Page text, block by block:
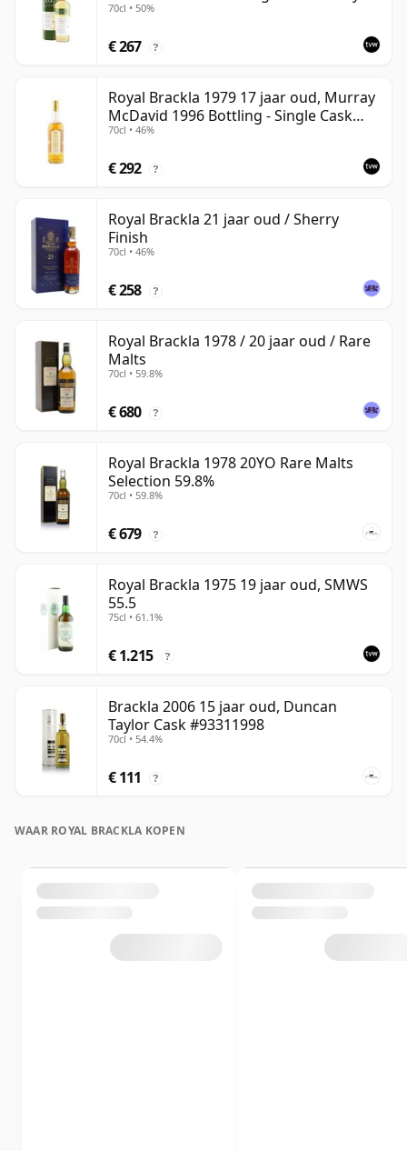
Free Exclusive
70cl • 50%
€ 267 ?
Royal Brackla 1979 17 jaar oud, Murray
McDavid 1996 Bottling - Single Cask
#8825
70cl • 46%
€ 292 ?
Royal Brackla 21 jaar oud / Sherry
Finish
70cl • 46%
€ 258 ?
Royal Brackla 1978 / 20 jaar oud / Rare
Malts
70cl • 59.8%
€ 680 ?
Royal Brackla 1978 20YO Rare Malts
Selection 59.8%
70cl • 59.8%
€ 679 ?
Royal Brackla 1975 19 jaar oud, SMWS
55.5
75cl • 61.1%
€ 1.215 ?
Brackla 2006 15 jaar oud, Duncan
Taylor Cask #93311998
70cl • 54.4%
€ 111 ?
WAAR ROYAL BRACKLA KOPEN